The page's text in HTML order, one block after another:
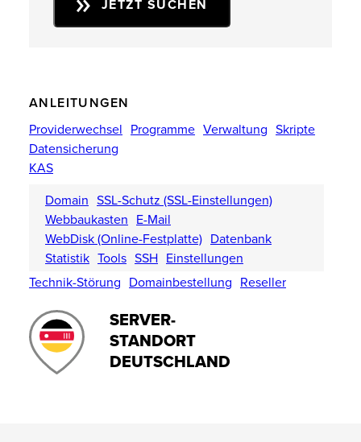
JETZT SUCHEN
ANLEITUNGEN
Providerwechsel Programme Verwaltung Skripte
Datensicherung
KAS
Domain SSL-Schutz (SSL-Einstellungen)
Webbaukasten E-Mail
WebDisk (Online-Festplatte) Datenbank
Statistik Tools SSH Einstellungen
Technik-Störung Domainbestellung Reseller
SERVER-
STANDORT
DEUTSCHLAND